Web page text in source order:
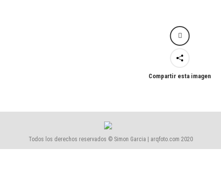
Compartir esta imagen
Todos los derechos reservados © Simon Garcia | arqfoto.com 2020